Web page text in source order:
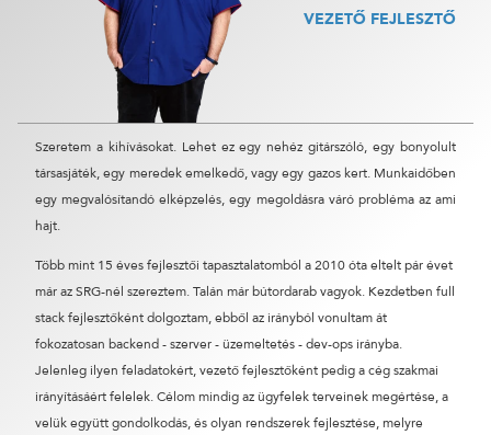
VEZETŐ FEJLESZTŐ
Szeretem a kihívásokat. Lehet ez egy nehéz gitárszóló, egy bonyolult
társasjáték, egy meredek emelkedő, vagy egy gazos kert. Munkaidőben
egy megvalósítandó elképzelés, egy megoldásra váró probléma az ami
hajt.
Több mint 15 éves fejlesztői tapasztalatomból a 2010 óta eltelt pár évet
már az SRG-nél szereztem. Talán már bútordarab vagyok. Kezdetben full
stack fejlesztőként dolgoztam, ebből az irányból vonultam át
fokozatosan backend - szerver - üzemeltetés - dev-ops irányba.
Jelenleg ilyen feladatokért, vezető fejlesztőként pedig a cég szakmai
irányításáért felelek. Célom mindig az ügyfelek terveinek megértése, a
velük együtt gondolkodás, és olyan rendszerek fejlesztése, melyre